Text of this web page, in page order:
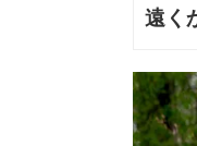
遠く